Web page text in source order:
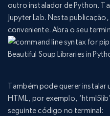
outro instalador de Python.
Jupyter Lab. Nesta
conveniente. Abra o seu
Também pode querer instalar
HTML, por exemplo,
seguinte código no terminal: